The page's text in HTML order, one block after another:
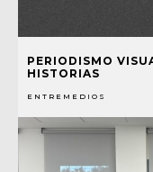
PERIODISMO
HISTORIAS
ENTREMEDIOS